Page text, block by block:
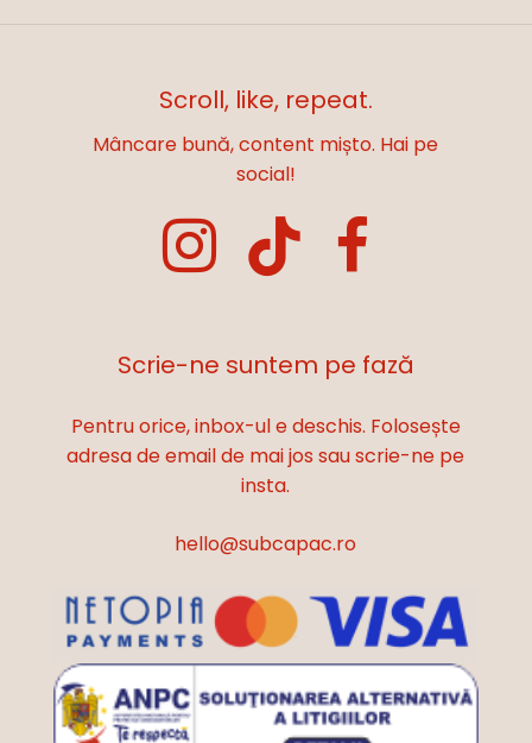
Scroll, like, repeat.
Mâncare bună, content mișto. Hai pe
social!
Scrie-ne suntem pe fază
Pentru orice, inbox-ul e deschis. Folosește
adresa de email de mai jos sau scrie-ne pe
insta.
hello@subcapac.ro